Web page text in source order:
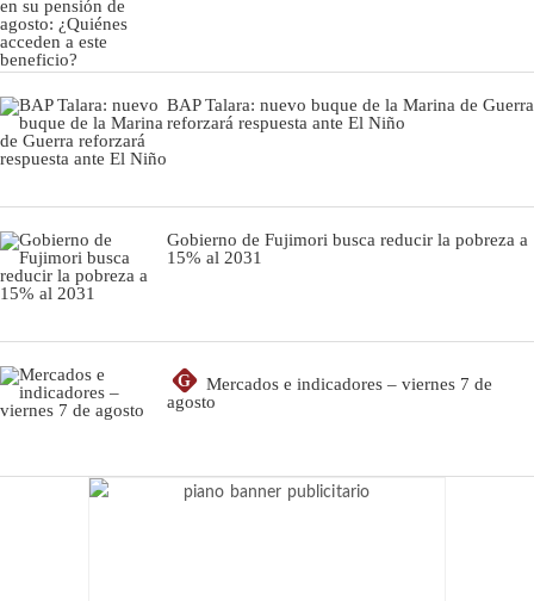
BAP Talara: nuevo buque de la Marina de Guerra
reforzará respuesta ante El Niño
Gobierno de Fujimori busca reducir la pobreza a
15% al 2031
G
Mercados e indicadores – viernes 7 de
agosto